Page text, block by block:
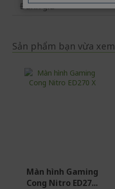
Đánh giá
Sản phẩm bạn vừa xem
Màn hình Gaming
Cong Nitro ED27...